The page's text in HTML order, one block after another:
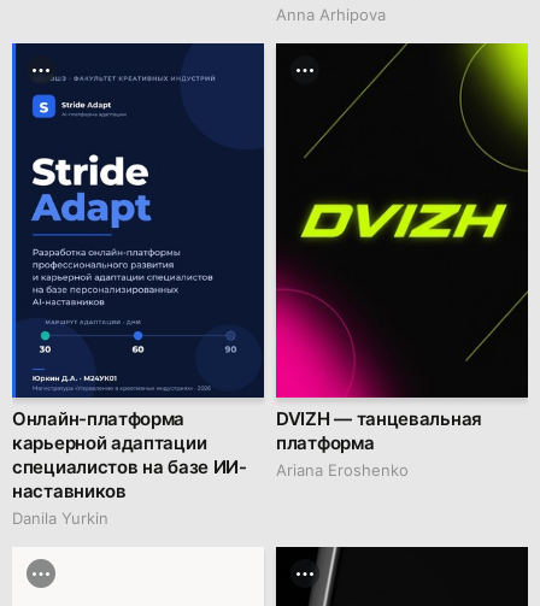
Anna Arhipova
Онлайн-платформа
карьерной адаптации
специалистов на базе ИИ-
наставников
Danila Yurkin
DVIZH — танцевальная
платформа
Ariana Eroshenko